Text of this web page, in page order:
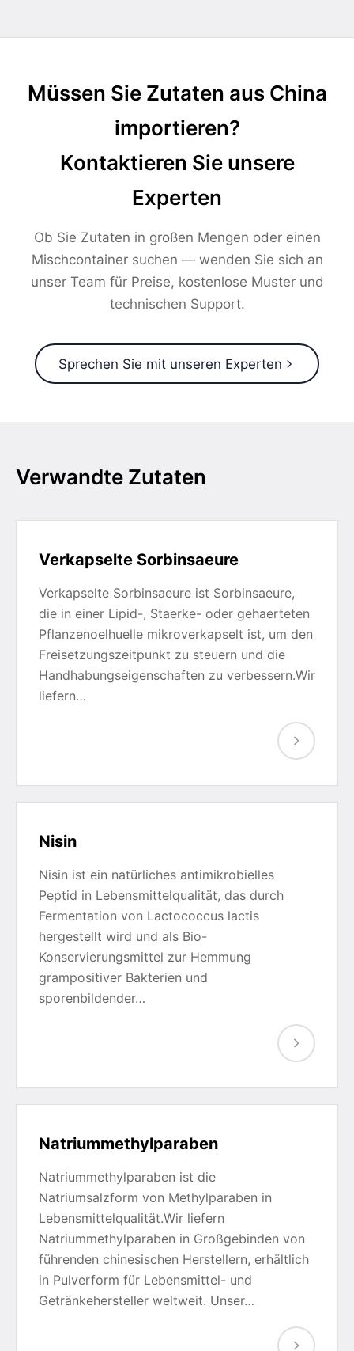
Müssen Sie Zutaten aus China
importieren?
Kontaktieren Sie unsere
Experten
Ob Sie Zutaten in großen Mengen oder einen
Mischcontainer suchen — wenden Sie sich an
unser Team für Preise, kostenlose Muster und
technischen Support.
Sprechen Sie mit unseren Experten
Verwandte Zutaten
Verkapselte Sorbinsaeure
Verkapselte Sorbinsaeure ist Sorbinsaeure,
die in einer Lipid-, Staerke- oder gehaerteten
Pflanzenoelhuelle mikroverkapselt ist, um den
Freisetzungszeitpunkt zu steuern und die
Handhabungseigenschaften zu verbessern.Wir
liefern…
Nisin
Nisin ist ein natürliches antimikrobielles
Peptid in Lebensmittelqualität, das durch
Fermentation von Lactococcus lactis
hergestellt wird und als Bio-
Konservierungsmittel zur Hemmung
grampositiver Bakterien und
sporenbildender…
Natriummethylparaben
Natriummethylparaben ist die
Natriumsalzform von Methylparaben in
Lebensmittelqualität.Wir liefern
Natriummethylparaben in Großgebinden von
führenden chinesischen Herstellern, erhältlich
in Pulverform für Lebensmittel- und
Getränkehersteller weltweit. Unser…